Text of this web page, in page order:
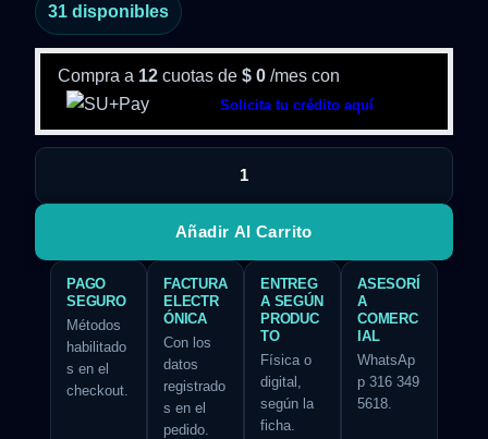
31 disponibles
Compra a 12 cuotas de $ 0 /mes con
Solicita tu crédito aquí
Añadir Al Carrito
PAGO
SEGURO
Métodos
habilitado
s en el
checkout.
FACTURA
ELECTR
ÓNICA
Con los
datos
registrado
s en el
pedido.
ENTREG
A SEGÚN
PRODUC
TO
Física o
digital,
según la
ficha.
ASESORÍ
A
COMERC
IAL
WhatsAp
p 316 349
5618.